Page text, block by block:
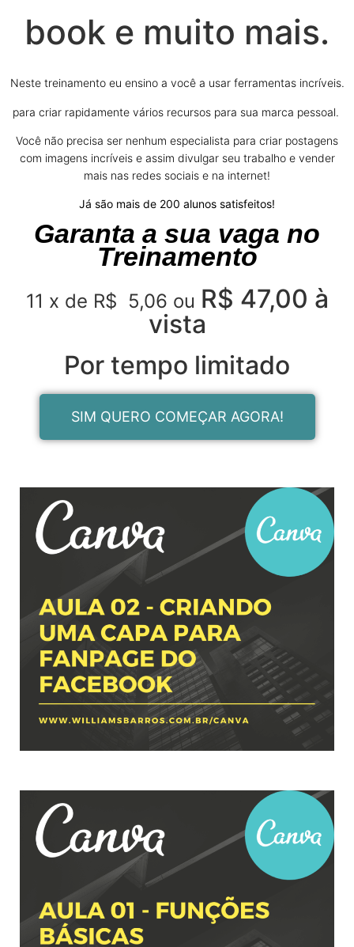
book e muito mais.
Neste treinamento eu ensino a você a usar ferramentas incríveis.
para criar rapidamente vários recursos para sua marca pessoal.
Você não precisa ser nenhum especialista para criar postagens
com imagens incríveis e assim divulgar seu trabalho e vender
mais nas redes sociais e na internet!
Já são mais de 200 alunos satisfeitos!
Garanta a sua vaga no
Treinamento
11 x de R$ 5,06 ou R$ 47,00 à
vista
Por tempo limitado
SIM QUERO COMEÇAR AGORA!